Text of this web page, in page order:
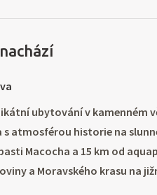
ubytování v kamenném
atmosférou historie na
Macocha a 15 km od
a Moravského krasu na